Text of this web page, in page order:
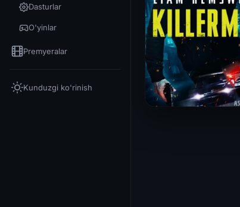
Dasturlar
O'yinlar
Premyeralar
Kunduzgi ko'rinish